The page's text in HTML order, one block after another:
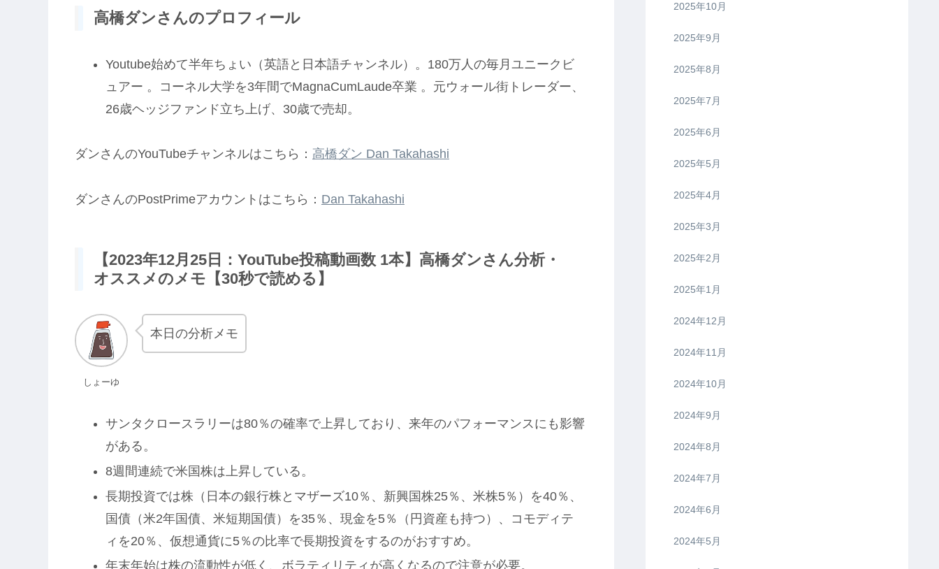
高橋ダンさんのプロフィール
Youtube始めて半年ちょい（英語と日本語チャンネル）。180万人の毎月ユニークビ
ュアー 。コーネル大学を3年間でMagnaCumLaude卒業 。元ウォール街トレーダー、
26歳ヘッジファンド立ち上げ、30歳で売却。
ダンさんのYouTubeチャンネルはこちら： 高橋ダン Dan Takahashi
ダンさんのPostPrimeアカウントはこちら： Dan Takahashi
【2023年12月25日：YouTube投稿動画数 1本】高橋ダンさん分析・
オススメのメモ【30秒で読める】
しょーゆ
本日の分析メモ
サンタクロースラリーは80％の確率で上昇しており、来年のパフォーマンスにも影響
がある。
8週間連続で米国株は上昇している。
長期投資では株（日本の銀行株とマザーズ10％、新興国株25％、米株5％）を40％、
国債（米2年国債、米短期国債）を35％、現金を5％（円資産も持つ）、コモディテ
ィを20％、仮想通貨に5％の比率で長期投資をするのがおすすめ。
年末年始は株の流動性が低く、ボラティリティが高くなるので注意が必要。
2025年10月
2025年9月
2025年8月
2025年7月
2025年6月
2025年5月
2025年4月
2025年3月
2025年2月
2025年1月
2024年12月
2024年11月
2024年10月
2024年9月
2024年8月
2024年7月
2024年6月
2024年5月